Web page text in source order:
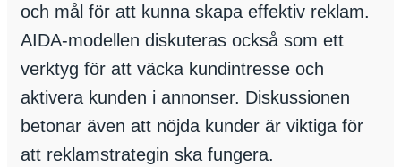
och mål för att kunna skapa effektiv reklam.
AIDA-modellen diskuteras också som ett
verktyg för att väcka kundintresse och
aktivera kunden i annonser. Diskussionen
betonar även att nöjda kunder är viktiga för
att reklamstrategin ska fungera.